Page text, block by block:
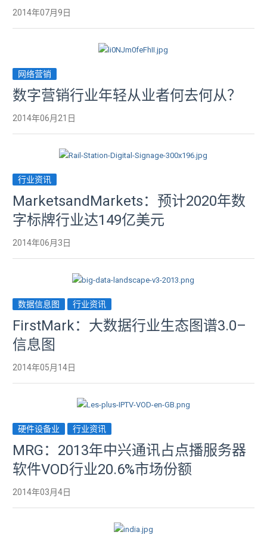
2014年07月9日
网络营销
数字营销行业年轻从业者何去何从？
2014年06月21日
行业资讯
MarketsandMarkets：预计2020年数
字标牌行业达149亿美元
2014年06月3日
数据信息图 行业资讯
FirstMark：大数据行业生态图谱3.0–
信息图
2014年05月14日
硬件设备业 行业资讯
MRG：2013年中兴通讯占点播服务器
软件VOD行业20.6%市场份额
2014年03月4日